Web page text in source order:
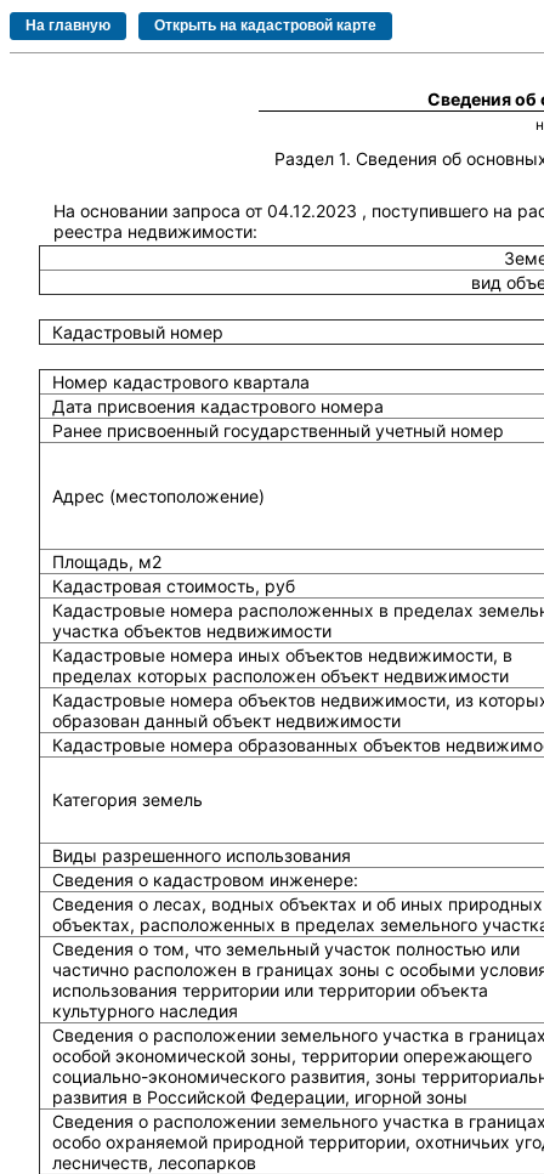
Сведения
Раздел 1. Сведения об
На основании запроса от 04.12.2023 , поступившего на
реестра недвижимости:
вид
Кадастровый номер
Номер кадастрового квартала
Дата присвоения кадастрового номера
Ранее присвоенный государственный учетный номер
Адрес (местоположение)
Площадь, м2
Кадастровая стоимость, руб
Кадастровые номера расположенных в пределах
участка объектов недвижимости
Кадастровые номера иных объектов недвижимости, в
пределах которых расположен объект недвижимости
Кадастровые номера объектов недвижимости, из
образован данный объект недвижимости
Кадастровые номера образованных объектов
Категория земель
Виды разрешенного использования
Сведения о кадастровом инженере:
Cведения о лесах, водных объектах и об иных природных
объектах, расположенных в пределах земельного
Сведения о том, что земельный участок полностью или
частично расположен в границах зоны с особыми
использования территории или территории объекта
культурного наследия
Сведения о расположении земельного участка в
особой экономической зоны, территории опережающего
социально-экономического развития, зоны
развития в Российской Федерации, игорной зоны
Сведения о расположении земельного участка в
особо охраняемой природной территории, охотничьих
лесничеств, лесопарков